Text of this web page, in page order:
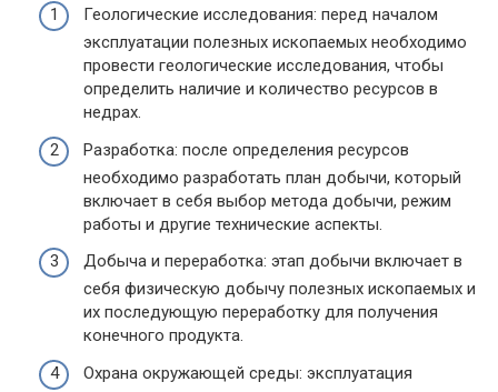
Геологические исследования: перед началом
эксплуатации полезных ископаемых необходимо
провести геологические исследования, чтобы
определить наличие и количество ресурсов в
недрах.
Разработка: после определения ресурсов
необходимо разработать план добычи, который
включает в себя выбор метода добычи, режим
работы и другие технические аспекты.
Добыча и переработка: этап добычи включает в
себя физическую добычу полезных ископаемых и
их последующую переработку для получения
конечного продукта.
Охрана окружающей среды: эксплуатация